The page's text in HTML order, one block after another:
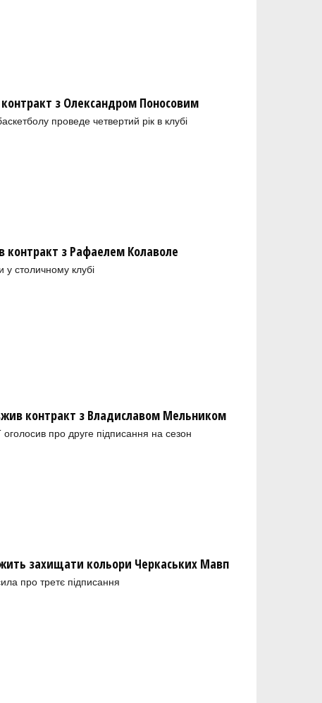
контракт з Олександром Поносовим
проведе четвертий рік в клубі
контракт з Рафаелем Колаволе
у столичному клубі
контракт з Владиславом Мельником
про друге підписання на сезон
захищати кольори Черкаських Мавп
про третє підписання